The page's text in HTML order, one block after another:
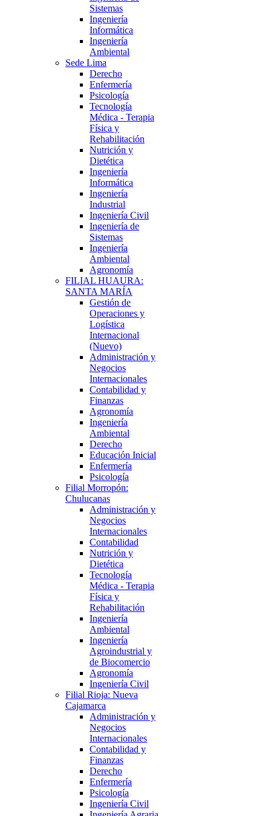
Sistemas
Ingeniería
Informática
Ingeniería
Ambiental
Sede Lima
Derecho
Enfermería
Psicología
Tecnología
Médica - Terapia
Física y
Rehabilitación
Nutrición y
Dietética
Ingeniería
Informática
Ingeniería
Industrial
Ingeniería Civil
Ingeniería de
Sistemas
Ingeniería
Ambiental
Agronomía
FILIAL HUAURA:
SANTA MARÍA
Gestión de
Operaciones y
Logística
Internacional
(Nuevo)
Administración y
Negocios
Internacionales
Contabilidad y
Finanzas
Agronomía
Ingeniería
Ambiental
Derecho
Educación Inicial
Enfermería
Psicología
Filial Morropón:
Chulucanas
Administración y
Negocios
Internacionales
Contabilidad
Nutrición y
Dietética
Tecnología
Médica - Terapia
Física y
Rehabilitación
Ingeniería
Ambiental
Ingeniería
Agroindustrial y
de Biocomercio
Agronomía
Ingeniería Civil
Filial Rioja: Nueva
Cajamarca
Administración y
Negocios
Internacionales
Contabilidad y
Finanzas
Derecho
Enfermería
Psicología
Ingeniería Civil